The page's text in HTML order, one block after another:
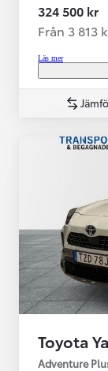
324 500 kr
Från 3 813
Läs mer
Toyota
Adventure